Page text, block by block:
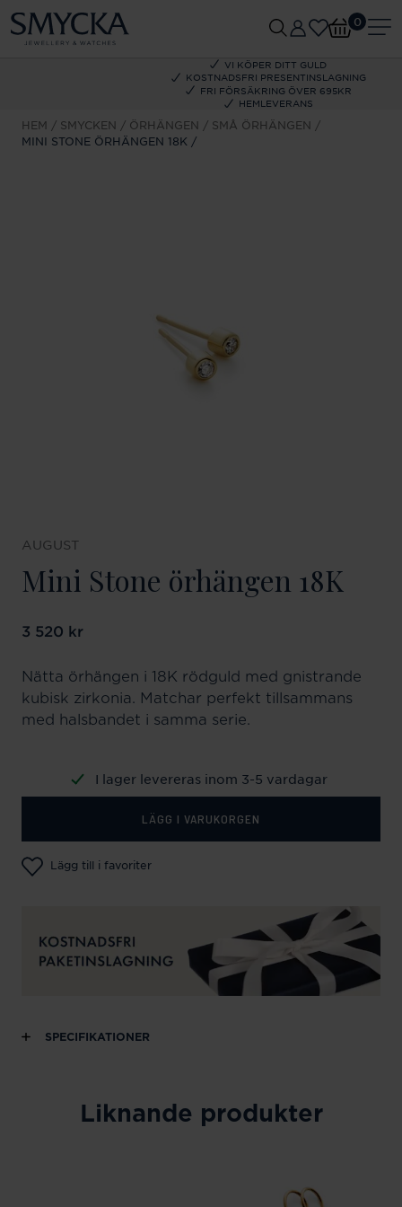
VI KÖPER DITT GULD
KOSTNADSFRI PRESENTINSLAGNING
FRI FÖRSÄKRING ÖVER 695KR
HEMLEVERANS
0
HEM SMYCKEN ÖRHÄNGEN
SMÅ ÖRHÄNGEN
MINI STONE ÖRHÄNGEN 18K
AUGUST
Mini Stone örhängen 18K
Pris:3 520 kr
3 520 kr
Nätta örhängen i 18K rödguld med gnistrande
kubisk zirkonia. Matchar perfekt tillsammans
med halsbandet i samma serie.
I lager levereras inom 3-5 vardagar
LÄGG I VARUKORGEN
Lägg till i favoriter
SPECIFIKATIONER
Liknande produkter